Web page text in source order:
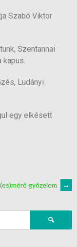
Szabó Viktor
Szentannai
kapus.
Ludányi
egy elkésett
győzelem →